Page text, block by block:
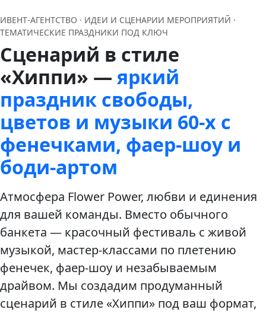
ИВЕНТ‑АГЕНТСТВО · ИДЕИ И СЦЕНАРИИ МЕРОПРИЯТИЙ ·
ТЕМАТИЧЕСКИЕ ПРАЗДНИКИ ПОД КЛЮЧ
Сценарий в стиле
«Хиппи» — яркий
праздник свободы,
цветов и музыки 60-х с
фенечками, фаер‑шоу и
боди‑артом
Атмосфера Flower Power, любви и единения
для вашей команды. Вместо обычного
банкета — красочный фестиваль с живой
музыкой, мастер-классами по плетению
фенечек, фаер‑шоу и незабываемым
драйвом. Мы создадим продуманный
сценарий в стиле «Хиппи» под ваш формат,